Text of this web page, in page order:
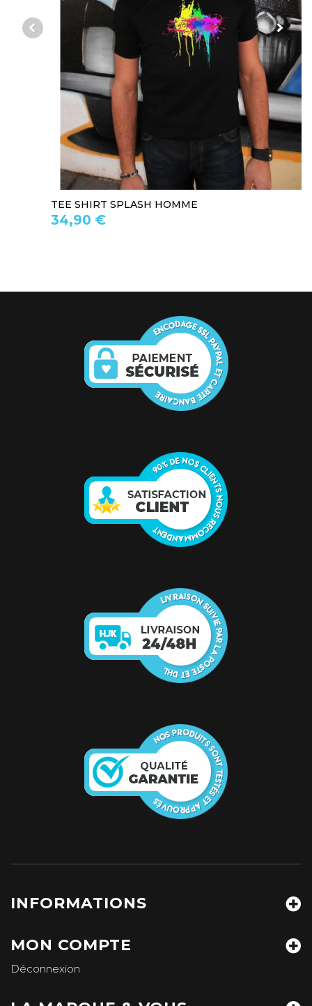
TEE SHIRT SPLASH HOMME
34,90 €
INFORMATIONS
MON COMPTE
Déconnexion